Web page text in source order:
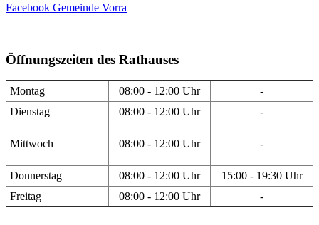
Facebook Gemeinde Vorra
Öffnungszeiten des Rathauses
Montag 08:00 - 12:00 Uhr
-
Dienstag
08:00 - 12:00 Uhr -
Mittwoch 08:00 - 12:00 Uhr -
Donnerstag 08:00 - 12:00 Uhr
15:00 - 19:30 Uhr
Freitag
08:00 - 12:00 Uhr -